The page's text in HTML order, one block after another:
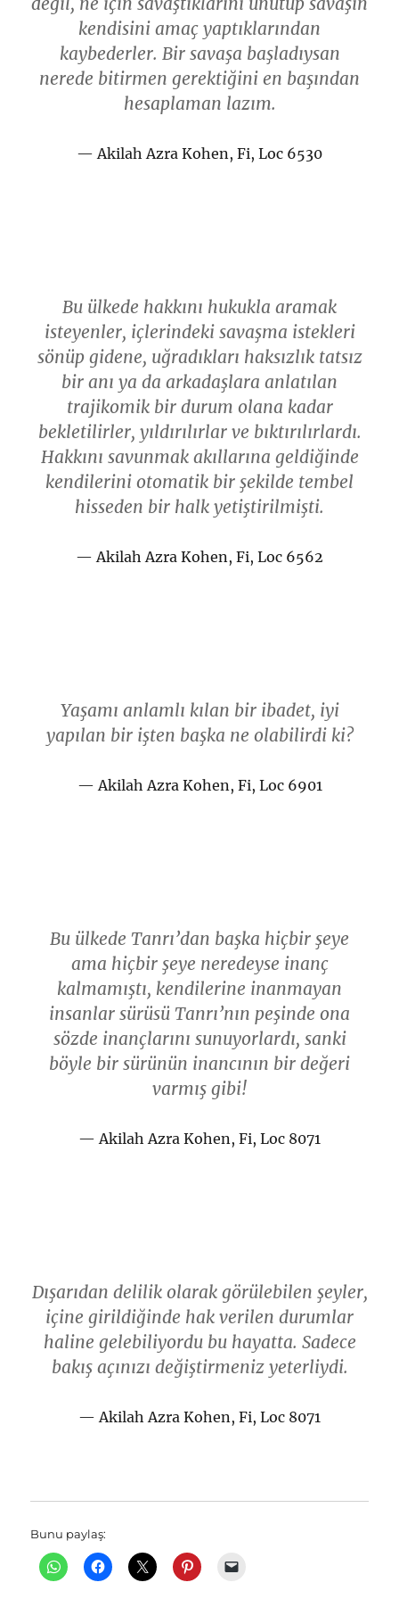
kendisini amaç yaptıklarından
kaybederler. Bir savaşa başladıysan
nerede bitirmen gerektiğini en başından
hesaplaman lazım.
Akilah Azra Kohen, Fi, Loc 6530
Bu ülkede hakkını hukukla aramak
isteyenler, içlerindeki savaşma istekleri
sönüp gidene, uğradıkları haksızlık tatsız
bir anı ya da arkadaşlara anlatılan
trajikomik bir durum olana kadar
bekletilirler, yıldırılırlar ve bıktırılırlardı.
Hakkını savunmak akıllarına geldiğinde
kendilerini otomatik bir şekilde tembel
hisseden bir halk yetiştirilmişti.
Akilah Azra Kohen, Fi, Loc 6562
Yaşamı anlamlı kılan bir ibadet, iyi
yapılan bir işten başka ne olabilirdi ki?
Akilah Azra Kohen, Fi, Loc 6901
Bu ülkede Tanrı’dan başka hiçbir şeye
ama hiçbir şeye neredeyse inanç
kalmamıştı, kendilerine inanmayan
insanlar sürüsü Tanrı’nın peşinde ona
sözde inançlarını sunuyorlardı, sanki
böyle bir sürünün inancının bir değeri
varmış gibi!
Akilah Azra Kohen, Fi, Loc 8071
Dışarıdan delilik olarak görülebilen şeyler,
içine girildiğinde hak verilen durumlar
haline gelebiliyordu bu hayatta. Sadece
bakış açınızı değiştirmeniz yeterliydi.
Akilah Azra Kohen, Fi, Loc 8071
Bunu paylaş: